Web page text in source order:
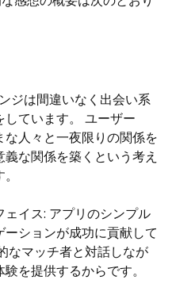
ジは間違いなく出会い系
ています。 ユーザー
人々と一夜限りの関係を
な関係を築くという考え
イス: アプリのシンプル
ションが成功に貢献して
なマッチ者と対話しなが
を提供するからです。